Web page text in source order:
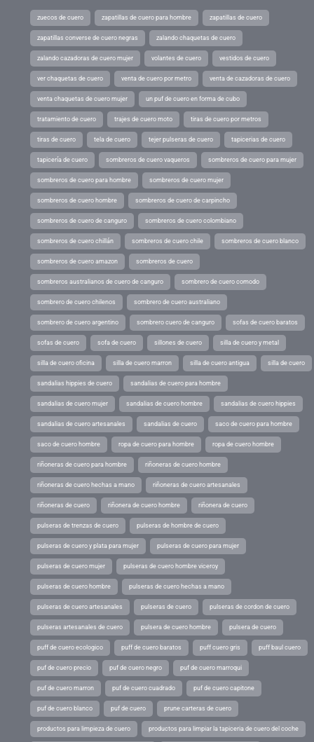
zuecos de cuero zapatillas de cuero para hombre zapatillas de cuero
zapatillas converse de cuero negras zalando chaquetas de cuero
zalando cazadoras de cuero mujer volantes de cuero vestidos de cuero
ver chaquetas de cuero venta de cuero por metro venta de cazadoras de cuero
venta chaquetas de cuero mujer un puf de cuero en forma de cubo
tratamiento de cuero trajes de cuero moto tiras de cuero por metros
tiras de cuero tela de cuero tejer pulseras de cuero tapicerias de cuero
tapicería de cuero sombreros de cuero vaqueros sombreros de cuero para mujer
sombreros de cuero para hombre sombreros de cuero mujer
sombreros de cuero hombre sombreros de cuero de carpincho
sombreros de cuero de canguro sombreros de cuero colombiano
sombreros de cuero chillán sombreros de cuero chile sombreros de cuero blanco
sombreros de cuero amazon sombreros de cuero
sombreros australianos de cuero de canguro sombrero de cuero comodo
sombrero de cuero chilenos sombrero de cuero australiano
sombrero de cuero argentino sombrero cuero de canguro sofas de cuero baratos
sofas de cuero sofa de cuero sillones de cuero silla de cuero y metal
silla de cuero oficina silla de cuero marron silla de cuero antigua silla de cuero
sandalias hippies de cuero sandalias de cuero para hombre
sandalias de cuero mujer sandalias de cuero hombre sandalias de cuero hippies
sandalias de cuero artesanales sandalias de cuero saco de cuero para hombre
saco de cuero hombre ropa de cuero para hombre ropa de cuero hombre
riñoneras de cuero para hombre riñoneras de cuero hombre
riñoneras de cuero hechas a mano riñoneras de cuero artesanales
riñoneras de cuero riñonera de cuero hombre riñonera de cuero
pulseras de trenzas de cuero pulseras de hombre de cuero
pulseras de cuero y plata para mujer pulseras de cuero para mujer
pulseras de cuero mujer pulseras de cuero hombre viceroy
pulseras de cuero hombre pulseras de cuero hechas a mano
pulseras de cuero artesanales pulseras de cuero pulseras de cordon de cuero
pulseras artesanales de cuero pulsera de cuero hombre pulsera de cuero
puff de cuero ecologico puff de cuero baratos puff cuero gris puff baul cuero
puf de cuero precio puf de cuero negro puf de cuero marroqui
puf de cuero marron puf de cuero cuadrado puf de cuero capitone
puf de cuero blanco puf de cuero prune carteras de cuero
productos para limpieza de cuero productos para limpiar la tapiceria de cuero del coche